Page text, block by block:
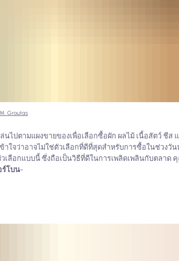
Groutas
ไปตามแผงขายของเพื่อเลือกซื้อผัก ผลไม้ เนื้อสัตว์ ชีส
ใจว่าอาจไม่ใช่ตัวเลือกที่ดีที่สุดสำหรับการซื้อในช่วงวัน
ลือกแบบนี้ ซึ่งถือเป็นวิธีที่ดีในการเพลิดเพลินกับตลาด
ร์โบน-